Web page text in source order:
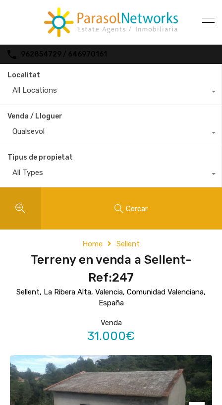
962854729 / 646970161
Localitat
All Locations
Venda / Lloguer
Qualsevol
Tipus de propietat
All Types
Cercar
Home Sellent
Terreny en venda a Sellent-
Ref:247
Sellent, La Ribera Alta, Valencia, Comunidad Valenciana,
España
Venda
31.000€